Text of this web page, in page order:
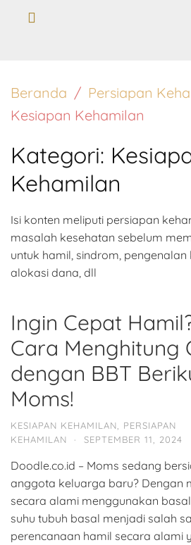
Beranda
Persiapan
Kesiapan Kehamilan
Kategori:
Kehamilan
Isi konten meliputi persiapan
masalah kesehatan sebelum
untuk hamil, sindrom, pengenalan
alokasi dana, dll
Ingin Cepat
Cara Menghitung
dengan BBT
Moms!
KESIAPAN KEHAMILAN
PERSIAPAN
KEHAMILAN
· SEPTEMBER 11, 2024
Doodle.co.id – Moms sedang
anggota keluarga baru? Dengan
secara alami menggunakan
suhu tubuh basal menjadi salah
perencanaan hamil secara alami